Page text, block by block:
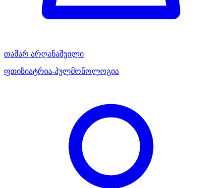
თამარ არღანაშვილი
ფთიზიატრია-პულმონოლოგია